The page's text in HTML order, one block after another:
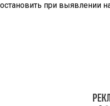
остановить при выявлении